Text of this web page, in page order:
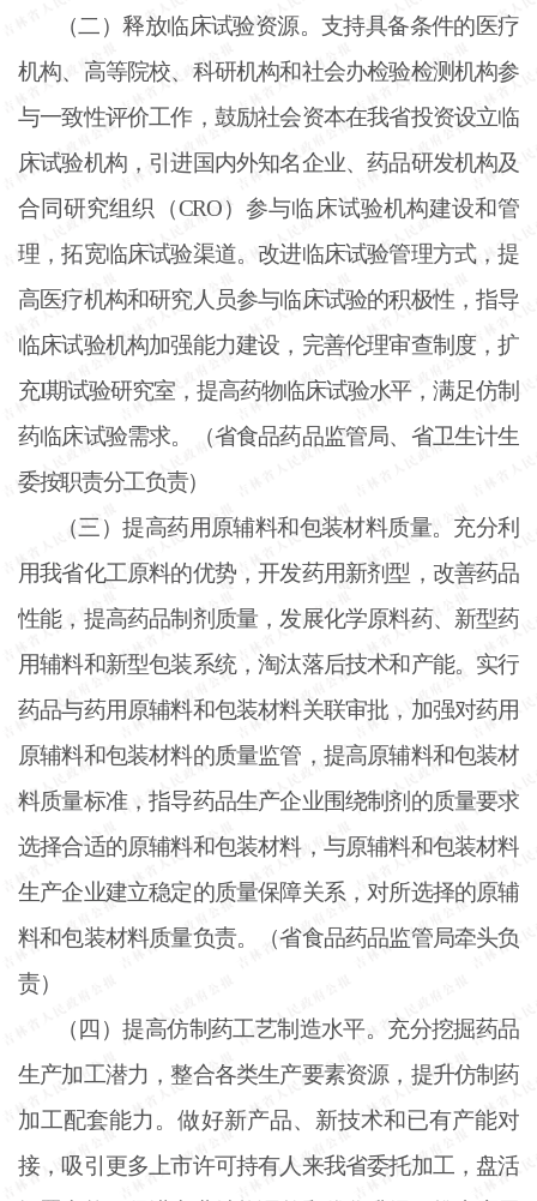
（二）释放临床试验资源。支持具备条件的医疗
机构、高等院校、科研机构和社会办检验检测机构参
与一致性评价工作，鼓励社会资本在我省投资设立临
床试验机构，引进国内外知名企业、药品研发机构及
合同研究组织（CRO）参与临床试验机构建设和管
理，拓宽临床试验渠道。改进临床试验管理方式，提
高医疗机构和研究人员参与临床试验的积极性，指导
临床试验机构加强能力建设，完善伦理审查制度，扩
充I期试验研究室，提高药物临床试验水平，满足仿制
药临床试验需求。（省食品药品监管局、省卫生计生
委按职责分工负责）
（三）提高药用原辅料和包装材料质量。充分利
用我省化工原料的优势，开发药用新剂型，改善药品
性能，提高药品制剂质量，发展化学原料药、新型药
用辅料和新型包装系统，淘汰落后技术和产能。实行
药品与药用原辅料和包装材料关联审批，加强对药用
原辅料和包装材料的质量监管，提高原辅料和包装材
料质量标准，指导药品生产企业围绕制剂的质量要求
选择合适的原辅料和包装材料，与原辅料和包装材料
生产企业建立稳定的质量保障关系，对所选择的原辅
料和包装材料质量负责。（省食品药品监管局牵头负
责）
（四）提高仿制药工艺制造水平。充分挖掘药品
生产加工潜力，整合各类生产要素资源，提升仿制药
加工配套能力。做好新产品、新技术和已有产能对
接，吸引更多上市许可持有人来我省委托加工，盘活